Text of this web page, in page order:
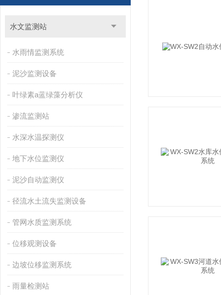
水文监测站
水雨情监测系统
泥沙监测设备
叶绿素a蓝绿藻分析仪
渗流监测站
水深水温探测仪
地下水位监测仪
泥沙自动监测仪
径流水土流失监测设备
管网水质监测系统
位移观测设备
边坡位移监测系统
雨量检测站